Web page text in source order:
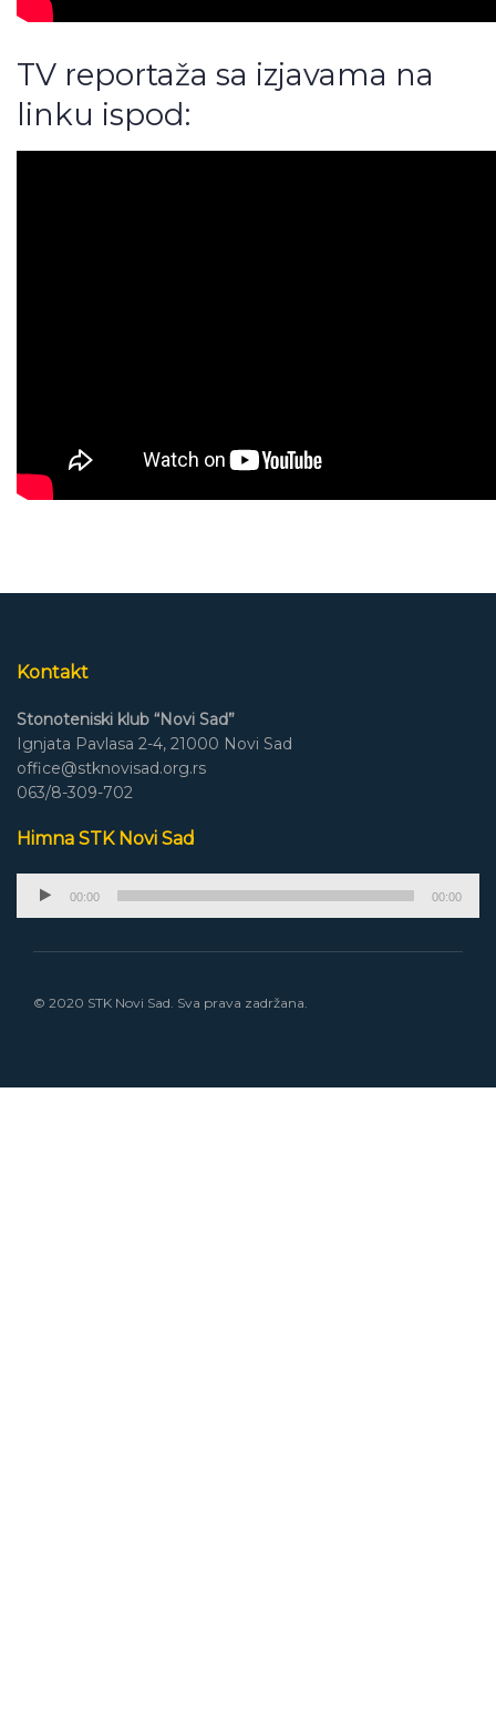
TV reportaža sa izjavama na
linku ispod:
Kontakt
Stonoteniski klub “Novi Sad”
Ignjata Pavlasa 2-4, 21000 Novi Sad
office@stknovisad.org.rs
063/8-309-702
Himna STK Novi Sad
Audio
00:00 00:00
© 2020 STK Novi Sad. Sva prava zadržana.